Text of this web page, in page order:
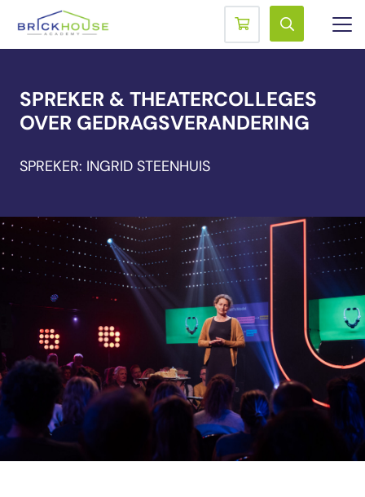
SPREKER & THEATERCOLLEGES
OVER GEDRAGSVERANDERING
SPREKER: INGRID STEENHUIS